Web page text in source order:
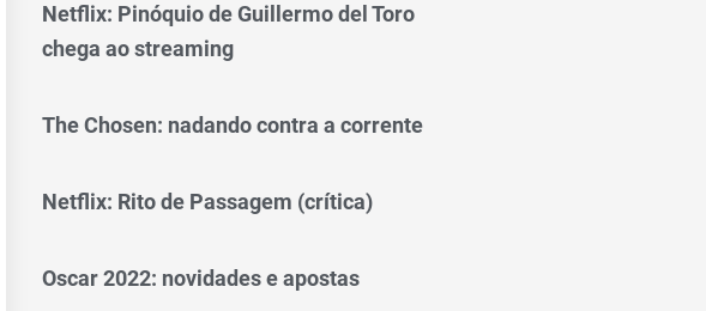
Netflix: Pinóquio de Guillermo del Toro
chega ao streaming
The Chosen: nadando contra a corrente
Netflix: Rito de Passagem (crítica)
Oscar 2022: novidades e apostas